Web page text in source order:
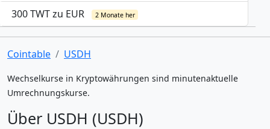
300 TWT zu EUR 2 Monate her
Cointable USDH
Wechselkurse in Kryptowährungen sind minutenaktuelle
Umrechnungskurse.
Über USDH (USDH)